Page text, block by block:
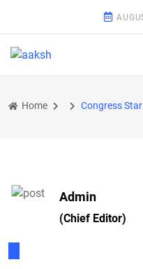
Home
Admin
(Chief Editor)